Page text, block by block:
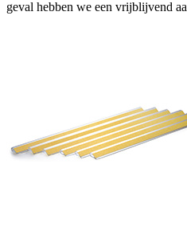
geval hebben we een vrijblijvend